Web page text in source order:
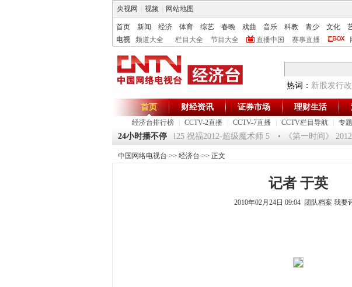
央视网 视频 网站地图
首页 新闻 经济 体育 综艺 春晚 戏曲 音乐 科教 青少 文化
电视
频道大全 栏目大全 节目大全 直播中国 赛事直播
热词： 新股发行
首页
经济台排行榜 CCTV-2直播 CCTV-7直播 CCTV栏目导航 专
财经资讯 证券市场 理财生活
24小时播不停
《环球驿站》20120125 祝福2012-超级魔术师 5 《第一时间》
中国网络电视台 >> 经济台 >> 正文
记者 于英
2010年02月24日 09:04 团队档案 我要